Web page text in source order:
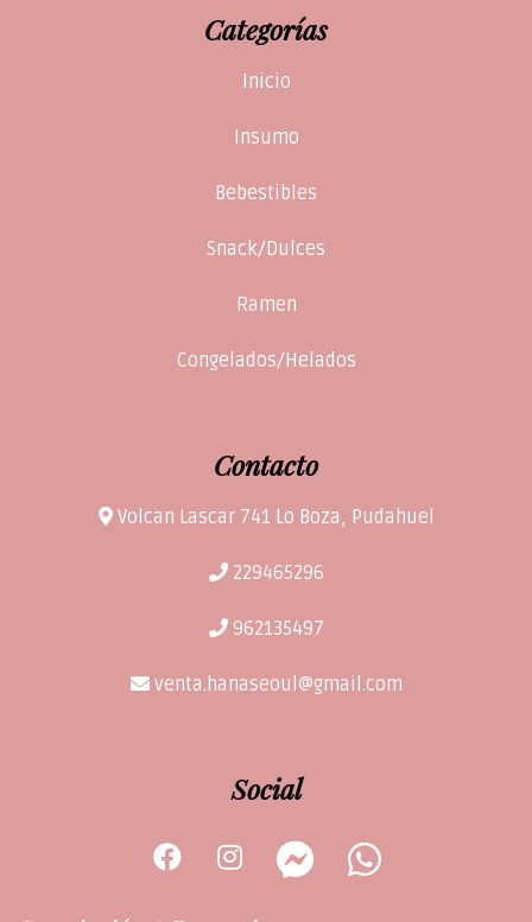
Categorías
Inicio
Insumo
Bebestibles
Snack/Dulces
Ramen
Congelados/Helados
Contacto
Volcan Lascar 741 Lo Boza, Pudahuel
229465296
962135497
venta.hanaseoul@gmail.com
Social